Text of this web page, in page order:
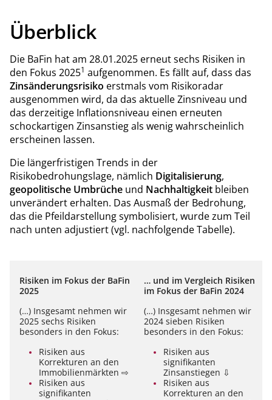
Überblick
Die BaFin hat am 28.01.2025 erneut sechs Risiken in
den Fokus 20251 aufgenommen. Es fällt auf, dass das
Zinsänderungsrisiko erstmals vom Risikoradar
ausgenommen wird, da das aktuelle Zinsniveau und
das derzeitige Inflationsniveau einen erneuten
schockartigen Zinsanstieg als wenig wahrscheinlich
erscheinen lassen.
Die längerfristigen Trends in der
Risikobedrohungslage, nämlich Digitalisierung,
geopolitische Umbrüche und Nachhaltigkeit bleiben
unverändert erhalten. Das Ausmaß der Bedrohung,
das die Pfeildarstellung symbolisiert, wurde zum Teil
nach unten adjustiert (vgl. nachfolgende Tabelle).
Risiken im Fokus der BaFin
2025
… und im Vergleich Risiken
im Fokus der BaFin 2024
(…) Insgesamt nehmen wir
2025 sechs Risiken
besonders in den Fokus:
Risiken aus
Korrekturen an den
Immobilienmärkten ⇨
Risiken aus
signifikanten
(…) Insgesamt nehmen wir
2024 sieben Risiken
besonders in den Fokus:
Risiken aus
signifikanten
Zinsanstiegen ⇩
Risiken aus
Korrekturen an den